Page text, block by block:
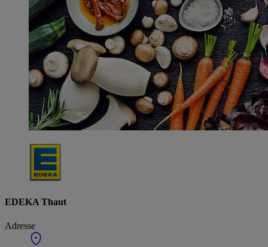
EDEKA Thaut
Adresse